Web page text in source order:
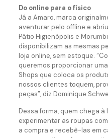
Do online para o físico
Já a Amaro, marca
aventurar pelo offline e
Pátio Higienópolis e
disponibilizam as mesmas
loja online, sem estoque.
queremos proporcionar
Shops que coloca os
nossos clientes toquem,
peças”, diz Dominique
Dessa forma, quem chega
experimentar as roupas
a compra e recebê-las em